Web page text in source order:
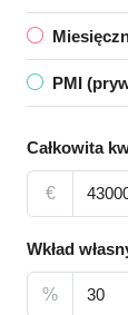
PMI
Całkowita
€
Wkład
%